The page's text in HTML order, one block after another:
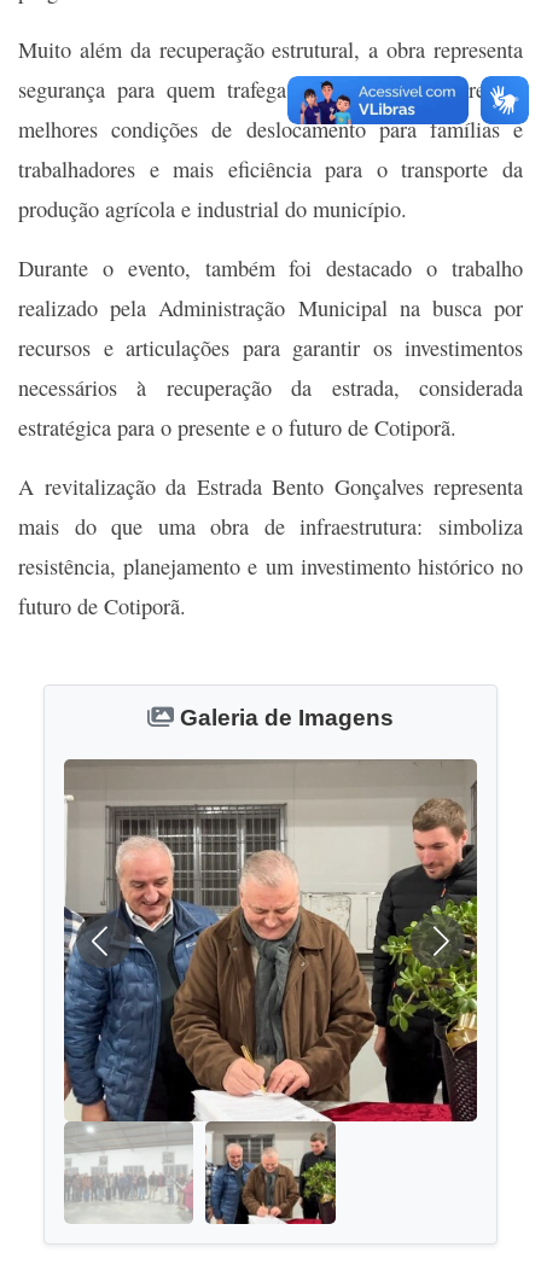
Muito além da recuperação estrutural, a obra representa
segurança para quem trafega diariamente pelo trecho,
melhores condições de deslocamento para famílias e
trabalhadores e mais eficiência para o transporte da
produção agrícola e industrial do município.
Durante o evento, também foi destacado o trabalho
realizado pela Administração Municipal na busca por
recursos e articulações para garantir os investimentos
necessários à recuperação da estrada, considerada
estratégica para o presente e o futuro de Cotiporã.
A revitalização da Estrada Bento Gonçalves representa
mais do que uma obra de infraestrutura: simboliza
resistência, planejamento e um investimento histórico no
futuro de Cotiporã.
Galeria de Imagens